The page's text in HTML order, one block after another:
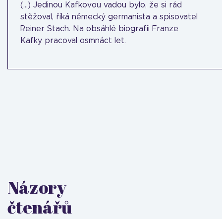
(...) Jedinou Kafkovou vadou bylo, že si rád
stěžoval, říká německý germanista a spisovatel
Reiner Stach. Na obsáhlé biografii Franze
Kafky pracoval osmnáct let.
Názory
čtenářů